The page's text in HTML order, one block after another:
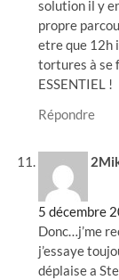
solution il y
propre
etre que 12h
tortures à se
ESSENTIEL !
Répondre
5 décembre
Donc…j’me
j’essaye
déplaise a